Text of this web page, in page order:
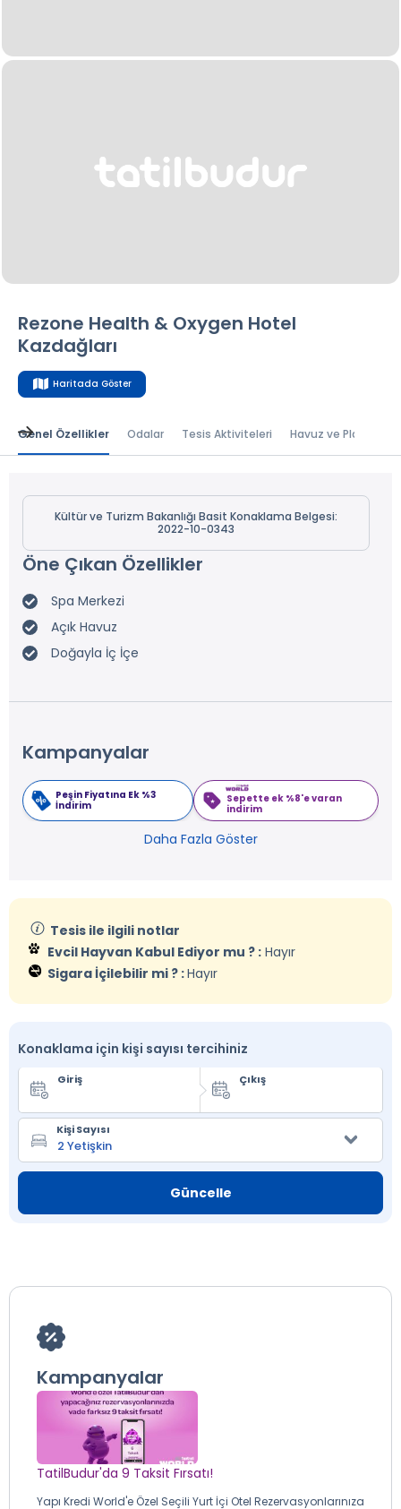
Rezone Health & Oxygen Hotel
Kazdağları
Haritada Göster
Genel Özellikler Odalar Tesis Aktiviteleri Havuz ve Plaj
Kültür ve Turizm Bakanlığı Basit Konaklama Belgesi:
2022-10-0343
Öne Çıkan Özellikler
Spa Merkezi
Açık Havuz
Doğayla İç İçe
Kampanyalar
Peşin Fiyatına Ek %3
İndirim
Sepette ek %8'e varan
indirim
Daha Fazla Göster
Tesis ile ilgili notlar
Evcil Hayvan Kabul Ediyor mu ? : Hayır
Sigara İçilebilir mi ? :Hayır
Konaklama için kişi sayısı tercihiniz
Giriş Çıkış
Kişi Sayısı
Güncelle
Kampanyalar
TatilBudur'da 9 Taksit Fırsatı!
Yapı Kredi World'e Özel Seçili Yurt İçi Otel Rezervasyonlarınıza